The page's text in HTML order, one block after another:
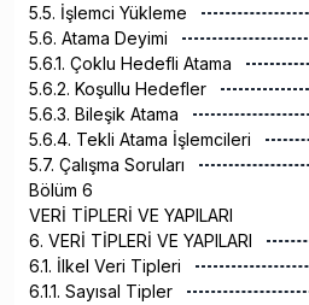
5.5. İşlemci Yükleme
5.6. Atama Deyimi
5.6.1. Çoklu Hedefli Atama
5.6.2. Koşullu Hedefler
5.6.3. Bileşik Atama
5.6.4. Tekli Atama İşlemcileri
5.7. Çalışma Soruları
Bölüm 6
VERİ TİPLERİ VE YAPILARI
6. VERİ TİPLERİ VE YAPILARI
6.1. İlkel Veri Tipleri
6.1.1. Sayısal Tipler